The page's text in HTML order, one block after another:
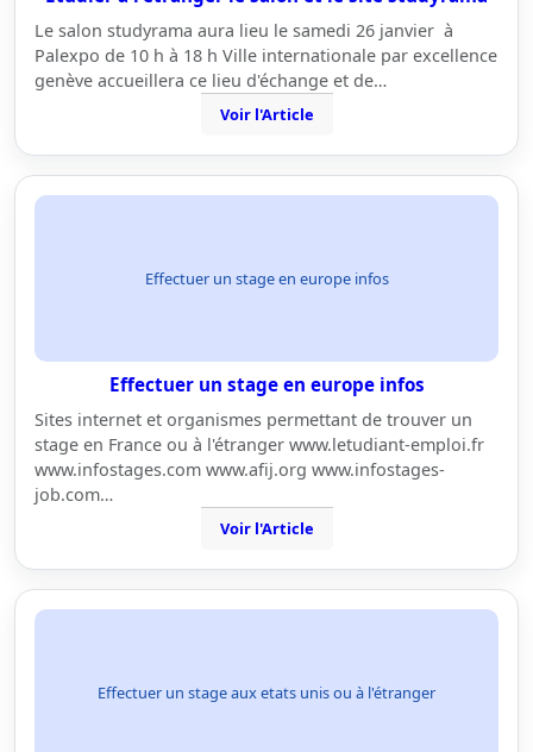
Le salon studyrama aura lieu le samedi 26 janvier à
Palexpo de 10 h à 18 h Ville internationale par excellence
genève accueillera ce lieu d'échange et de…
Voir l'Article
Effectuer un stage en europe infos
Effectuer un stage en europe infos
Sites internet et organismes permettant de trouver un
stage en France ou à l'étranger www.letudiant-emploi.fr
www.infostages.com www.afij.org www.infostages-
job.com…
Voir l'Article
Effectuer un stage aux etats unis ou à l'étranger